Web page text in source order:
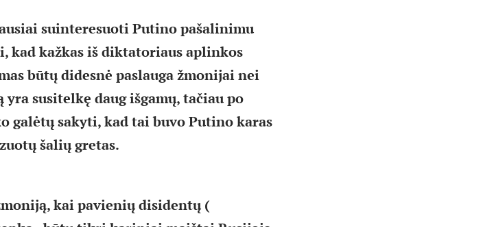
suinteresuoti Putino pašalinimu
kažkas iš diktatoriaus aplinkos
būtų didesnė paslauga žmonijai nei
susitelkę daug išgamų, tačiau po
galėtų sakyti, kad tai buvo Putino karas
šalių gretas.
kai pavienių disidentų (